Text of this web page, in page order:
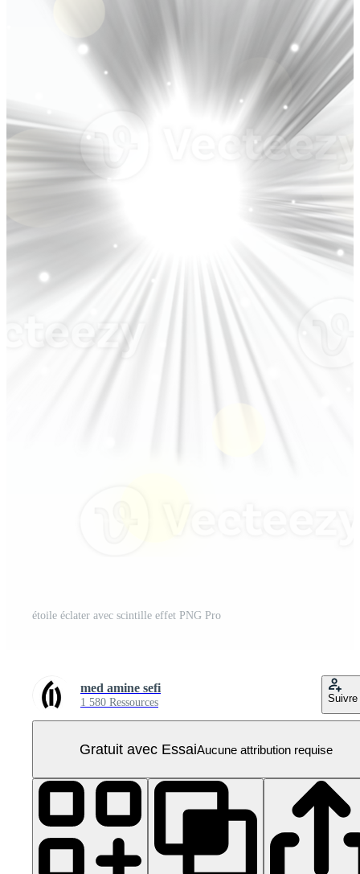
étoile éclater avec scintille effet PNG Pro
med amine sefi
1 580 Ressources Suivre
Gratuit avec EssaiAucune attribution requise